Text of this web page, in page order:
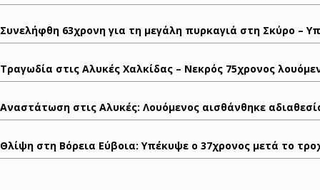
Συνελήφθη 63χρονη για τη μεγάλη πυρκαγιά στη Σκύρο –
Τραγωδία στις Αλυκές Χαλκίδας – Νεκρός 75χρονος
Αναστάτωση στις Αλυκές: Λουόμενος αισθάνθηκε
Θλίψη στη Βόρεια Εύβοια: Υπέκυψε ο 37χρονος μετά το